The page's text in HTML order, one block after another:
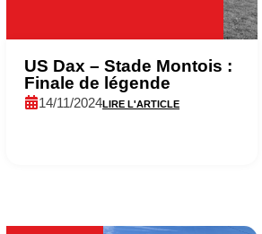
US Dax – Stade Montois :
Finale de légende
14/11/2024LIRE L'ARTICLE